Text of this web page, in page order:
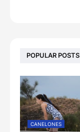
POPULAR POSTS
CANELONES